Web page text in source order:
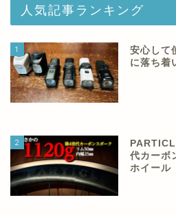
人気記事ランキング
1
安心して
に落ち着
2
代カーボ
ホイール